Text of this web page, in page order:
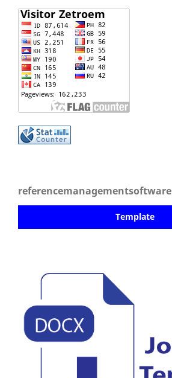
referencemanagementsoftware
Template